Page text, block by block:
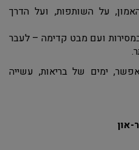
על השותפות, ועל הדרך
ועם מבט קדימה – לעבר
ימים של בריאות, עשייה
און